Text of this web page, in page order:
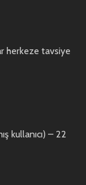
herkeze tavsiye
kullanıcı) – 22